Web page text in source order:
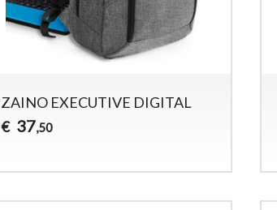
ZAINO EXECUTIVE DIGITAL
€ 37,50